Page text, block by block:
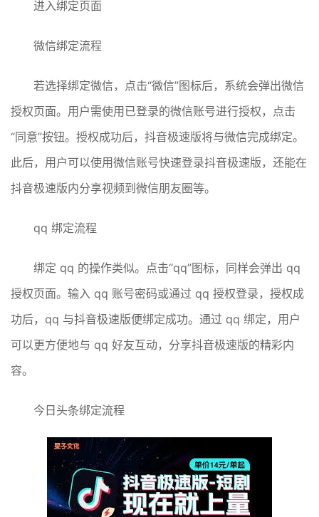
进入绑定页面
微信绑定流程
若选择绑定微信，点击“微信”图标后，系统会弹出微信
授权页面。用户需使用已登录的微信账号进行授权，点击
“同意”按钮。授权成功后，抖音极速版将与微信完成绑定。
此后，用户可以使用微信账号快速登录抖音极速版，还能在
抖音极速版内分享视频到微信朋友圈等。
qq 绑定流程
绑定 qq 的操作类似。点击“qq”图标，同样会弹出 qq
授权页面。输入 qq 账号密码或通过 qq 授权登录，授权成
功后，qq 与抖音极速版便绑定成功。通过 qq 绑定，用户
可以更方便地与 qq 好友互动，分享抖音极速版的精彩内
容。
今日头条绑定流程